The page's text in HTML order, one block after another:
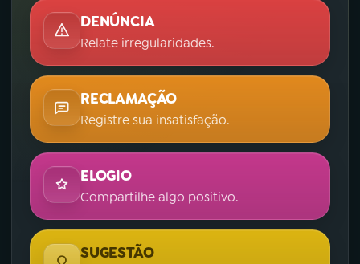
DENÚNCIA
Relate irregularidades.
RECLAMAÇÃO
Registre sua insatisfação.
ELOGIO
Compartilhe algo positivo.
SUGESTÃO